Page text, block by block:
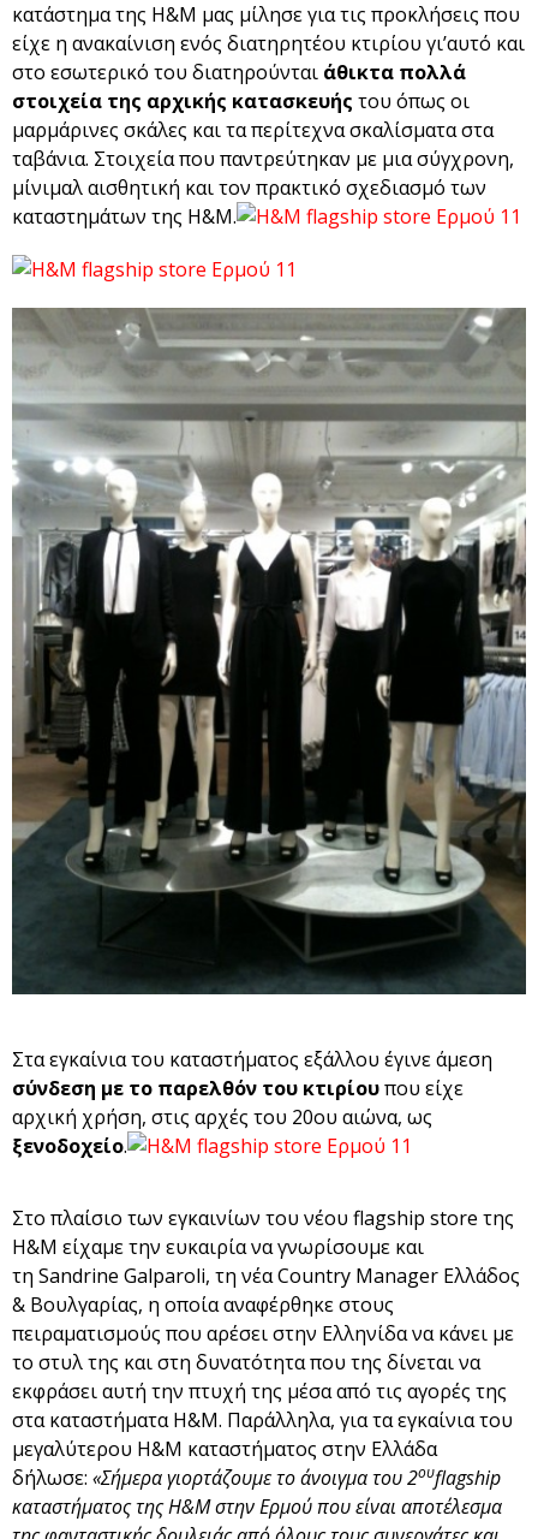
κατάστημα της H&M μας μίλησε για τις προκλήσεις που
είχε η ανακαίνιση ενός διατηρητέου κτιρίου γι’αυτό και
στο εσωτερικό του διατηρούνται άθικτα πολλά
στοιχεία της αρχικής κατασκευής του όπως οι
μαρμάρινες σκάλες και τα περίτεχνα σκαλίσματα στα
ταβάνια. Στοιχεία που παντρεύτηκαν με μια σύγχρονη,
μίνιμαλ αισθητική και τον πρακτικό σχεδιασμό των
καταστημάτων της H&M.
Στα εγκαίνια του καταστήματος εξάλλου έγινε άμεση
σύνδεση με το παρελθόν του κτιρίουπου είχε
αρχική χρήση, στις αρχές του 20ου αιώνα, ως
ξενοδοχείο.
Στο πλαίσιο των εγκαινίων του νέου flagship store της
Η&Μ είχαμε την ευκαιρία να γνωρίσουμε και
τη Sandrine Galparoli, τη νέα Country Manager Ελλάδος
& Βουλγαρίας, η οποία αναφέρθηκε στους
πειραματισμούς που αρέσει στην Ελληνίδα να κάνει με
το στυλ της και στη δυνατότητα που της δίνεται να
εκφράσει αυτή την πτυχή της μέσα από τις αγορές της
στα καταστήματα Η&Μ. Παράλληλα, για τα εγκαίνια του
μεγαλύτερου Η&Μ καταστήματος στην Ελλάδα
δήλωσε: «Σήμερα γιορτάζουμε το άνοιγμα του 2ουflagship
καταστήματος της Η&Μ στην Ερμού που είναι αποτέλεσμα